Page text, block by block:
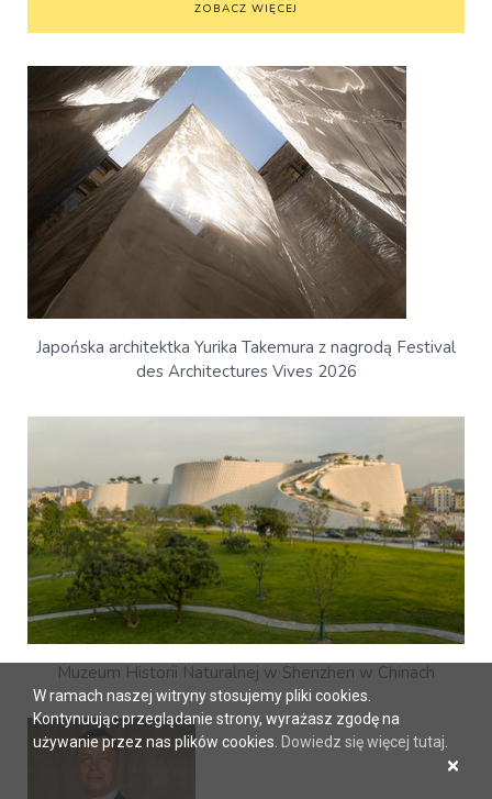
ZOBACZ WIĘCEJ
Japońska architektka Yurika Takemura z nagrodą Festival
des Architectures Vives 2026
Muzeum Historii Naturalnej w Shenzhen w Chinach
W ramach naszej witryny stosujemy pliki cookies.
Kontynuując przeglądanie strony, wyrażasz zgodę na
używanie przez nas plików cookies. Dowiedz się więcej tutaj
×